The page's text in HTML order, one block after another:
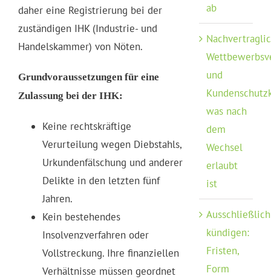
daher eine Registrierung bei der
zuständigen IHK (Industrie- und
Handelskammer) von Nöten.
Grundvoraussetzungen für eine
Zulassung bei der IHK:
Keine rechtskräftige
Verurteilung wegen Diebstahls,
Urkundenfälschung und anderer
Delikte in den letzten fünf
Jahren.
Kein bestehendes
Insolvenzverfahren oder
Vollstreckung. Ihre finanziellen
Verhältnisse müssen geordnet
ab
und
was nach
dem
Wechsel
erlaubt
ist
kündigen:
Fristen,
Form